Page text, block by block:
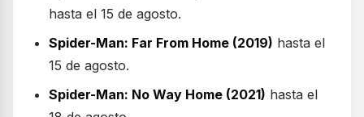
hasta el 15 de agosto.
Spider-Man: Far From Home (2019) hasta el
15 de agosto.
Spider-Man: No Way Home (2021) hasta el